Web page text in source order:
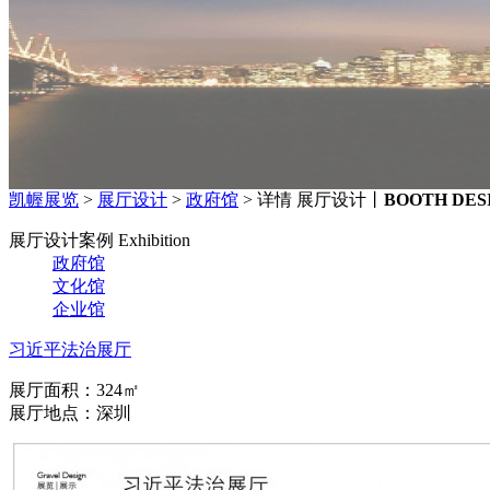
凯幄展览 > 展厅设计 > 政府馆 > 详情 展厅设计丨 BOOTH
展厅设计案例 Exhibition
政府馆
文化馆
企业馆
习近平法治展厅
展厅面积：324㎡
展厅地点：深圳